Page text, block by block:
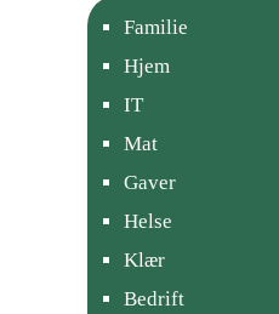
Familie
Hjem
IT
Mat
Gaver
Helse
Klær
Bedrift